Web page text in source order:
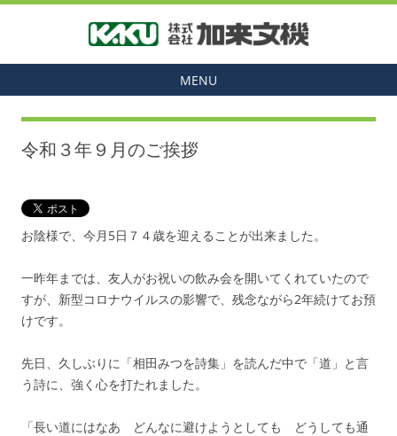
MENU
令和３年９月のご挨拶
お陰様で、今月5日７４歳を迎えることが出来ました。
一昨年までは、友人がお祝いの飲み会を開いてくれていたので
すが、新型コロナウイルスの影響で、残念ながら2年続けてお預
けです。
先日、久しぶりに「相田みつを詩集」を読んだ中で「道」と言
う詩に、強く心を打たれました。
「長い道にはなあ どんなに避けようとしても どうしても通